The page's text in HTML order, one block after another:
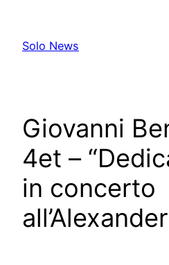
content
Solo News
Giovanni
4et –
in concerto